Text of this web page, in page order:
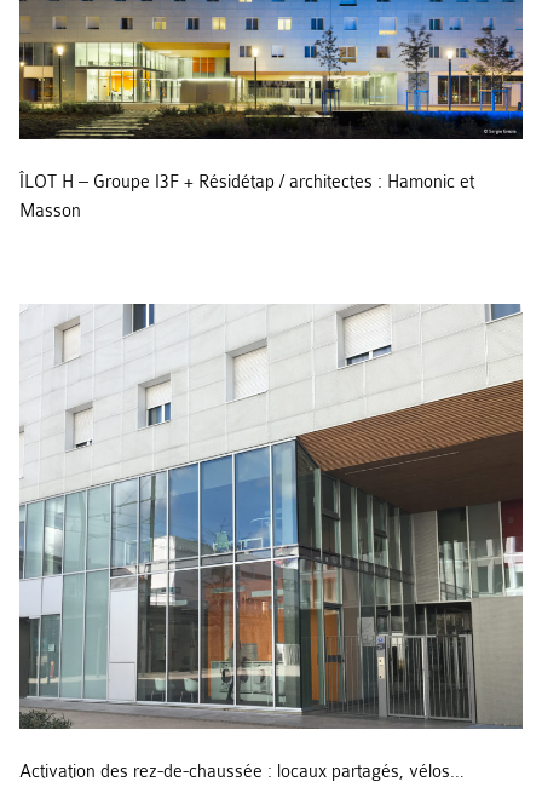
ÎLOT H – Groupe I3F + Résidétap / architectes : Hamonic et
Masson
Activation des rez-de-chaussée : locaux partagés, vélos…